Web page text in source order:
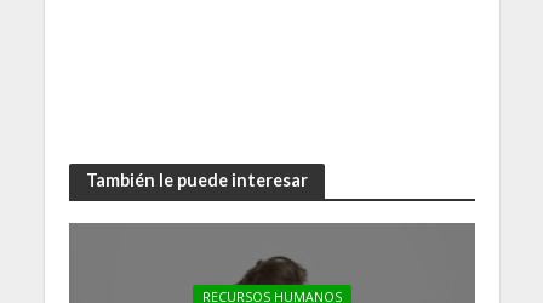
También le puede interesar
RECURSOS HUMANOS